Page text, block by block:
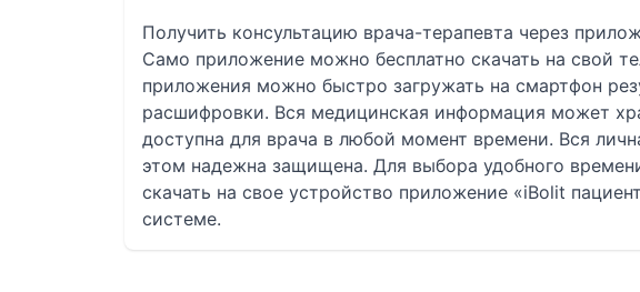
Получить консультацию врача-терапевта через
Само приложение можно бесплатно скачать на свой
приложения можно быстро загружать на смартфон
расшифровки. Вся медицинская информация может
доступна для врача в любой момент времени. Вся
этом надежна защищена. Для выбора удобного
скачать на свое устройство приложение «iBolit
системе.